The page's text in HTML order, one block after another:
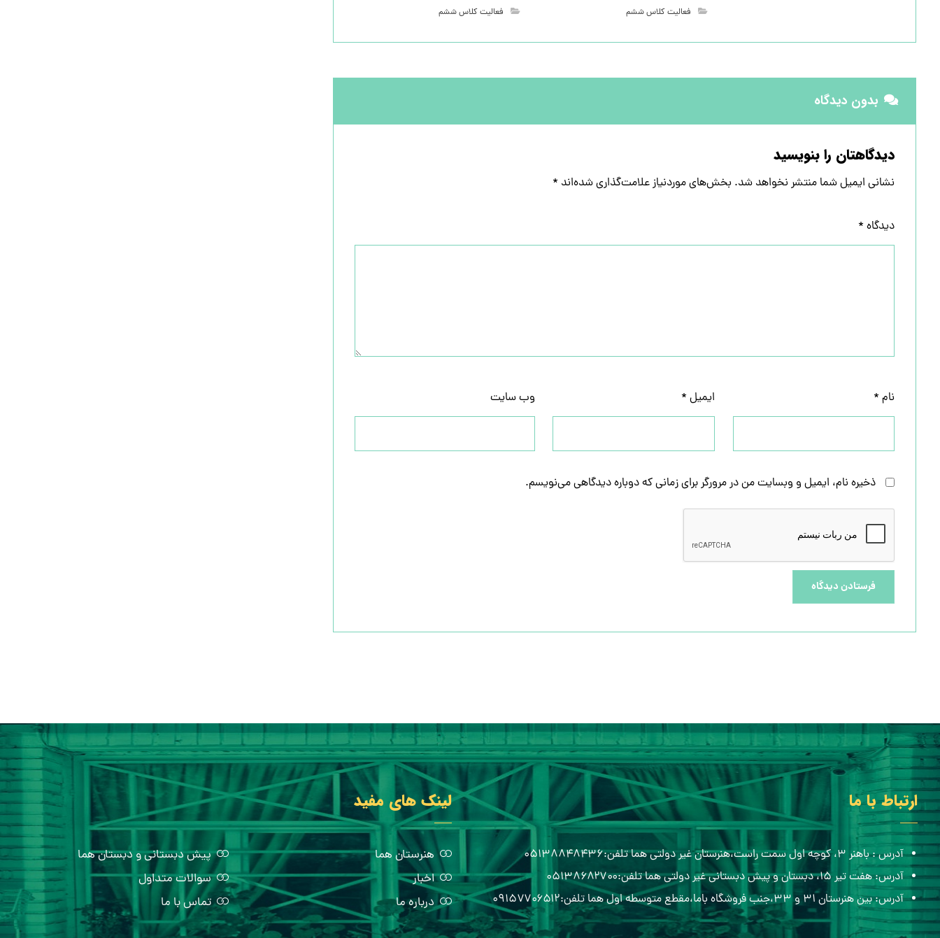
فعالیت کلاس ششم فعالیت کلاس ششم
بدون دیدگاه
دیدگاهتان را بنویسید
نشانی ایمیل شما منتشر نخواهد شد. بخش‌های موردنیاز علامت‌گذاری شده‌اند *
دیدگاه *
نام * ایمیل * وب‌ سایت
ذخیره نام، ایمیل و وبسایت من در مرورگر برای زمانی که دوباره دیدگاهی می‌نویسم.
فرستادن دیدگاه
ارتباط با ما
آدرس : باهنر ۳، کوچه اول سمت راست،هنرستان غیر دولتی هما تلفن:۰۵۱۳۸۸۴۸۴۳۶
آدرس: هفت تیر ۱۵، دبستان و پیش دبستانی غیر دولتی هما تلفن:۰۵۱۳۸۶۸۲۷۰۰
آدرس: بین هنرستان ۳۱ و ۳۳،جنب فروشگاه باما،مقطع متوسطه اول هما تلفن:۰۹۱۵۷۷۰۶۵۱۲
لینک های مفید
هنرستان هما
پیش دبستانی و دبستان هما
اخبار
سوالات متداول
درباره ما
تماس با ما